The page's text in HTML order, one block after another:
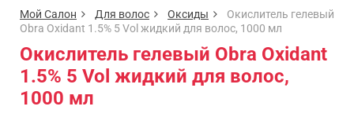
Мой Салон Для волос Оксиды
Окислитель гелевый
Obra Oxidant 1.5% 5 Vol жидкий для волос, 1000 мл
Окислитель гелевый Obra Oxidant
1.5% 5 Vol жидкий для волос,
1000 мл